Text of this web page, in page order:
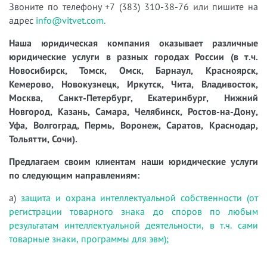
Звоните по телефону +7 (383) 310-38-76 или пишите на
адрес info@vitvet.com.
Наша юридическая компания оказывает различные
юридические услуги в разных городах России (в т.ч.
Новосибирск, Томск, Омск, Барнаул, Красноярск,
Кемерово, Новокузнецк, Иркутск, Чита, Владивосток,
Москва, Санкт-Петербург, Екатеринбург, Нижний
Новгород, Казань, Самара, Челябинск, Ростов-на-Дону,
Уфа, Волгоград, Пермь, Воронеж, Саратов, Краснодар,
Тольятти, Сочи).
Предлагаем своим клиентам наши юридические услуги
по следующим направлениям:
а) защита и охрана интеллектуальной собственности (от
регистрации товарного знака до споров по любым
результатам интеллектуальной деятельности, в т.ч. сами
товарные знаки, программы для эвм);